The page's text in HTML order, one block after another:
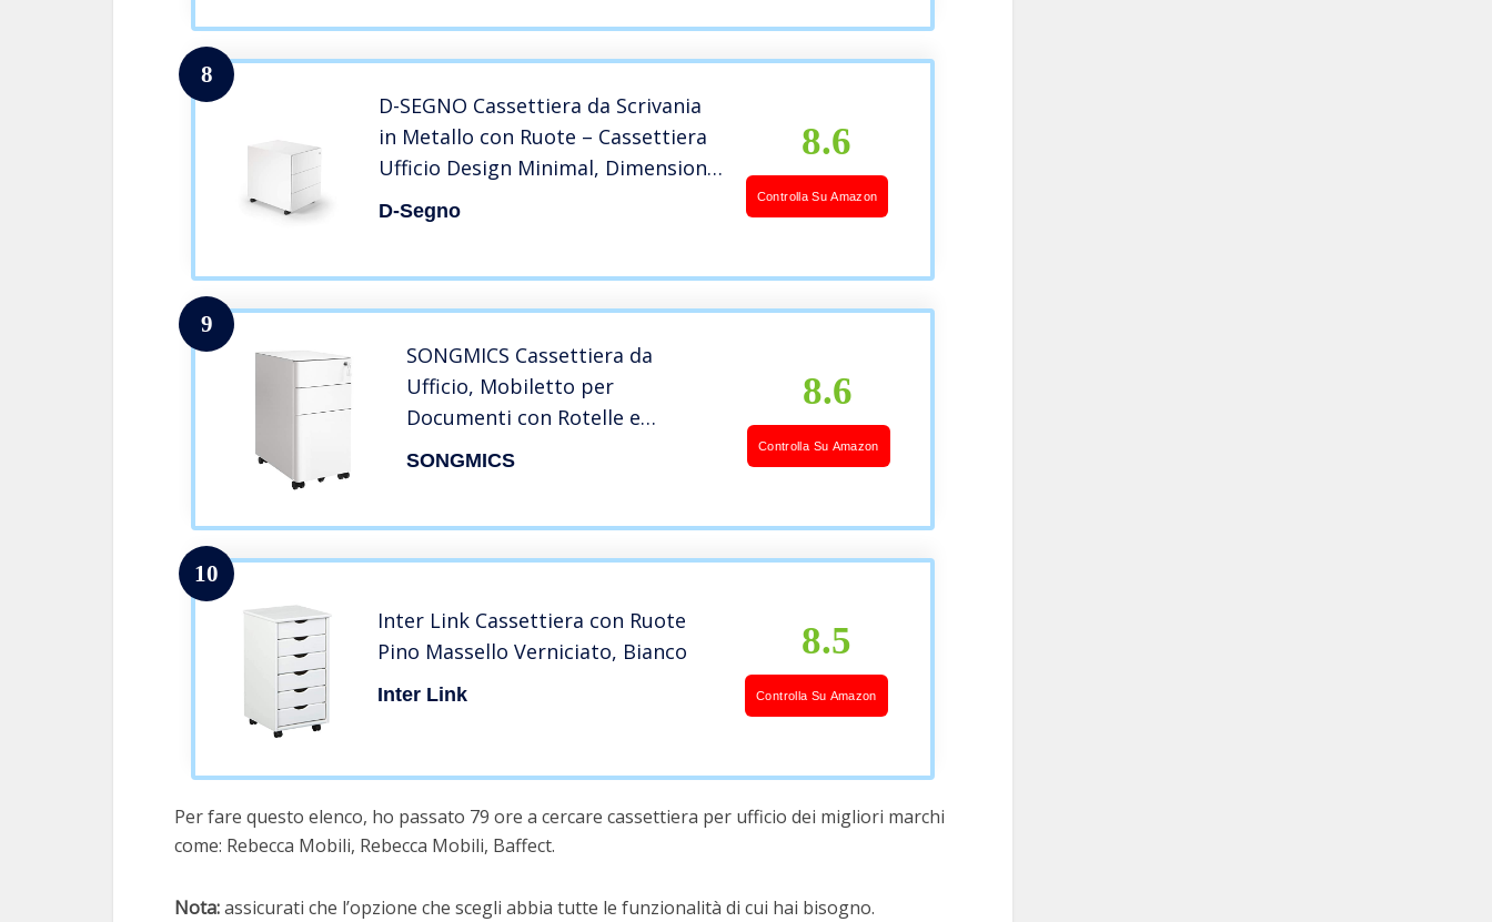
8
D-SEGNO Cassettiera da Scrivania
in Metallo con Ruote – Cassettiera
Ufficio Design Minimal, Dimensioni
cm. 54× 42× 53,5, Cassettiera con
chiave, Made in Italy (Bianco Liscio
D-Segno
8.6
Controlla Su Amazon
9
SONGMICS Cassettiera da
Ufficio, Mobiletto per
Documenti con Rotelle e
Serratura, per Cancelleria e
SONGMICS
8.6
Controlla Su Amazon
10
Inter Link Cassettiera con Ruote
Pino Massello Verniciato, Bianco
Inter Link
8.5
Controlla Su Amazon
Per fare questo elenco, ho passato 79 ore a cercare cassettiera per ufficio dei migliori marchi
come: Rebecca Mobili, Rebecca Mobili, Baffect.
Nota:assicurati che l’opzione che scegli abbia tutte le funzionalità di cui hai bisogno.